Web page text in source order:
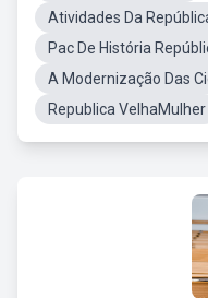
Atividades Da
Pac De História
A Modernização Das
Republica VelhaMulher